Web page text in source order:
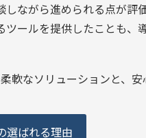
ながら進められる点が評
ールを提供したことも、
軟なソリューションと、
選ばれる理由